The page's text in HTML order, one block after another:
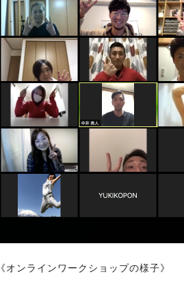
《オンラインワークショップの様子》